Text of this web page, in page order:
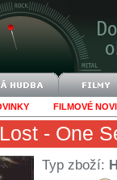
FILMOVÉ
- One
Typ zboží: